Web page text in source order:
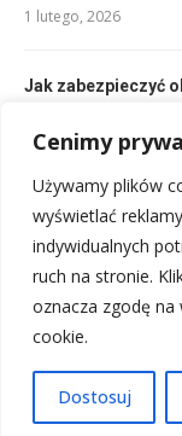
Cenimy
Używamy plików
wyświetlać
indywidualnych
ruch na stronie.
oznacza zgodę na
cookie.
Dostosuj
1 lutego, 2026
Jak zabezpieczyć
5 lutego, 2026
Złamana łapa u
1 lutego, 2026